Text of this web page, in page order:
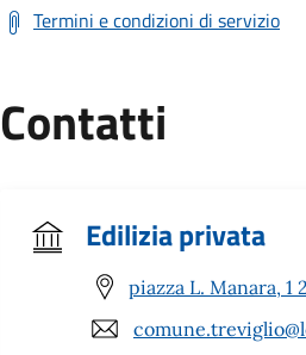
Termini e condizioni di servizio
Contatti
Edilizia privata
piazza L. Manara, 1